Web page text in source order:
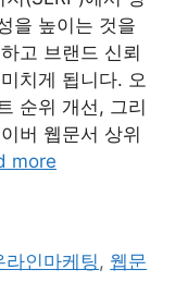
을 높이는 것을
고 브랜드 신뢰
치게 됩니다. 오
순위 개선, 그리
버 웹문서 상위
more
라인마케팅, 웹문